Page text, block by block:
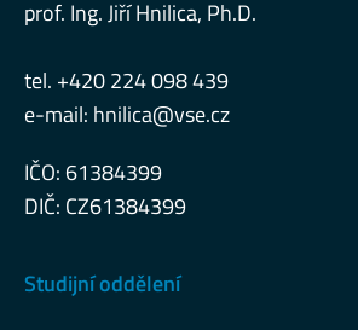
prof. Ing. Jiří Hnilica, Ph.D.
tel. +420 224 098 439
e-mail: hnilica@vse.cz
IČO: 61384399
DIČ: CZ61384399
Studijní oddělení